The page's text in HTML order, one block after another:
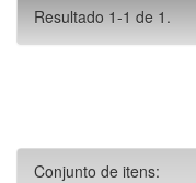
Resultado 1-1 de 1.
Conjunto de itens: